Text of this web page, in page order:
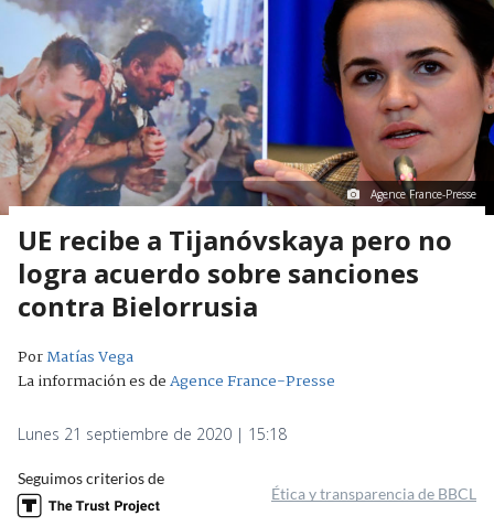
Agence France-Presse
UE recibe a Tijanóvskaya pero no
logra acuerdo sobre sanciones
contra Bielorrusia
PorMatías Vega
La información es deAgence France-Presse
Lunes 21 septiembre de 2020 | 15:18
Seguimos criterios de
Ética y transparencia de BBCL